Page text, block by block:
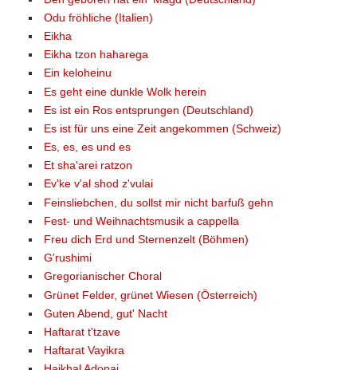
Odu fröhliche (Italien)
Eikha
Eikha tzon haharega
Ein keloheinu
Es geht eine dunkle Wolk herein
Es ist ein Ros entsprungen (Deutschland)
Es ist für uns eine Zeit angekommen (Schweiz)
Es, es, es und es
Et sha'arei ratzon
Ev'ke v'al shod z'vulai
Feinsliebchen, du sollst mir nicht barfuß gehn
Fest- und Weihnachtsmusik a cappella
Freu dich Erd und Sternenzelt (Böhmen)
G'rushimi
Gregorianischer Choral
Grünet Felder, grünet Wiesen (Österreich)
Guten Abend, gut' Nacht
Haftarat t'tzave
Haftarat Vayikra